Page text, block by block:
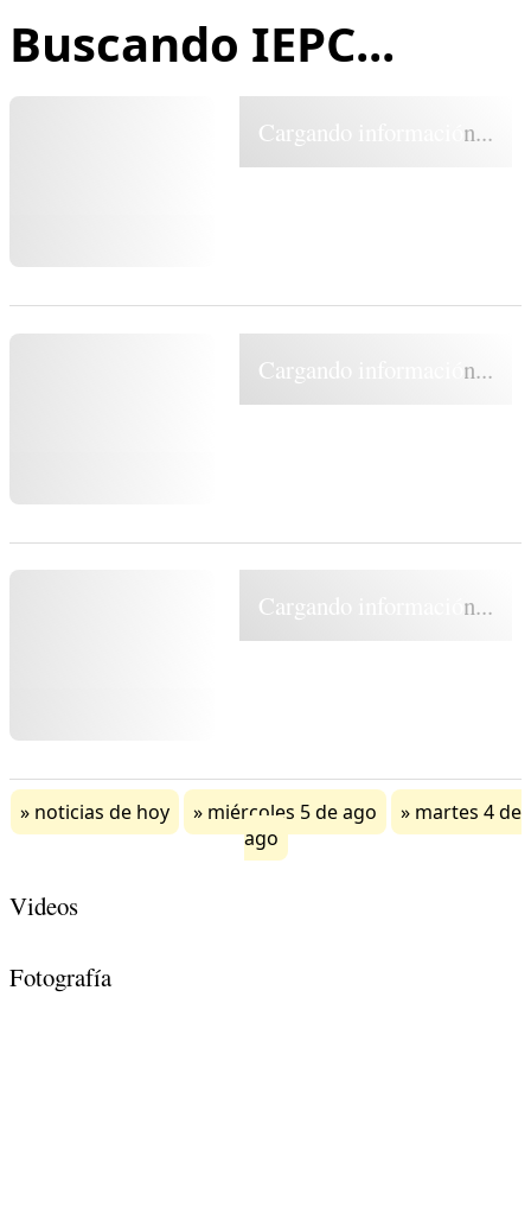
Buscando IEPC...
Cargando información...
Cargando información...
Cargando información...
noticias de hoy miércoles 5 de ago
martes 4 de
ago
Videos
Fotografía